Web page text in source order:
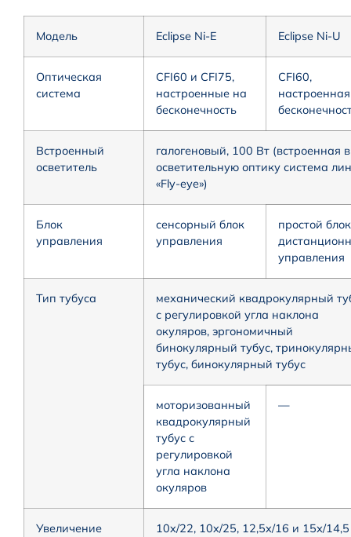
Модель Eclipse Ni-E Eclipse Ni-U
Оптическая
система
CFI60 и CFI75,
настроенные на
бесконечность
CFI60,
Встроенный
осветитель
галогеновый, 100 Вт (встроенная в
осветительную оптику система
«Fly-eye»)
Блок
управления
сенсорный блок
управления
простой блок
управления
Тип тубуса
механический квадрокулярный
с регулировкой угла наклона
окуляров, эргономичный
бинокулярный тубус,
тубус, бинокулярный тубус
моторизованный
квадрокулярный
тубус с
регулировкой
угла наклона
окуляров
—
Увеличение
10x/22, 10x/25, 12,5x/16 и 15х/14,5